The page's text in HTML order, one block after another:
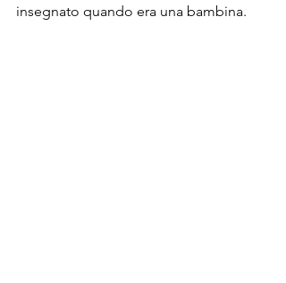
insegnato quando era una bambina.